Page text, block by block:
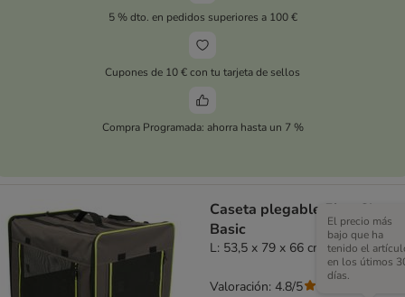
5 % dto. en pedidos superiores a 100 €
Cupones de 10 € con tu tarjeta de sellos
Compra Programada: ahorra hasta un 7 %
Caseta plegable First Class
Basic
L: 53,5 x 79 x 66 cm (An x P x Al)
El precio más
bajo que ha
tenido el
en los útimos
días.
Valoración: 4.8/5